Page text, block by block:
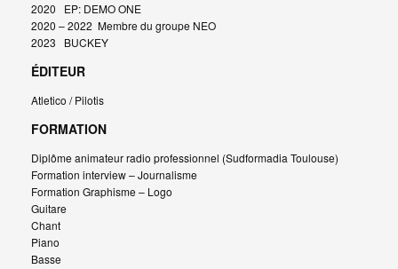
2020 EP: DEMO ONE
2020 – 2022 Membre du groupe NEO
2023 BUCKEY
ÉDITEUR
Atletico / Pilotis
FORMATION
Diplôme animateur radio professionnel (Sudformadia Toulouse)
Formation interview – Journalisme
Formation Graphisme – Logo
Guitare
Chant
Piano
Basse